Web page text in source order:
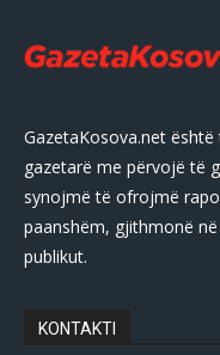
GazetaKosova.net
gazetarë me përvojë të
synojmë të ofrojmë
paanshëm, gjithmonë
publikut.
KONTAKTI